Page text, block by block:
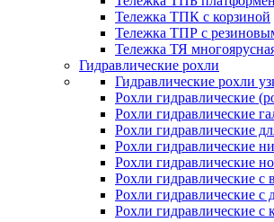
Тележка ТПК с корзиной
Тележка ТПР с
Тележка ТЯ
Гидравлические рохли
Гидравлические рохли
Рохли гидравлические
Рохли гидравлические
Рохли гидравлические
Рохли гидравлические
Рохли гидравлические
Рохли гидравлические с
Рохли гидравлические
Рохли гидравлические с